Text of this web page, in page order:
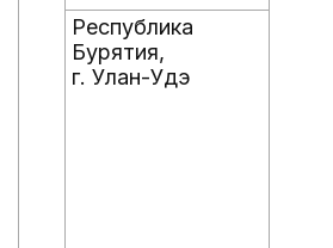
Республика
Бурятия,
г. Улан-Удэ